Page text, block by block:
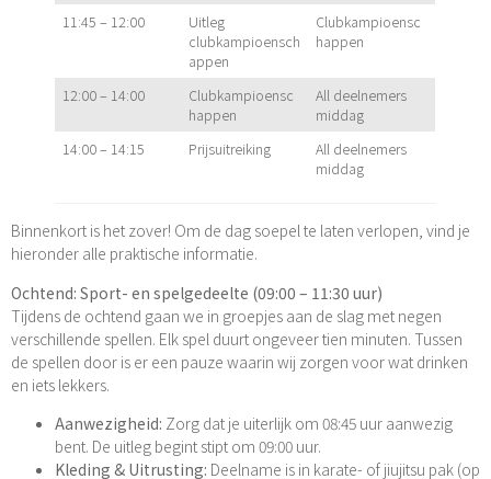
11:45 – 12:00
Uitleg
clubkampioensch
appen
Clubkampioensc
happen
12:00 – 14:00
Clubkampioensc
happen
All deelnemers
middag
14:00 – 14:15
Prijsuitreiking
All deelnemers
middag
Binnenkort is het zover! Om de dag soepel te laten verlopen, vind je
hieronder alle praktische informatie.
Ochtend: Sport- en spelgedeelte (09:00 – 11:30 uur)
Tijdens de ochtend gaan we in groepjes aan de slag met negen
verschillende spellen. Elk spel duurt ongeveer tien minuten. Tussen
de spellen door is er een pauze waarin wij zorgen voor wat drinken
en iets lekkers.
Aanwezigheid: Zorg dat je uiterlijk om 08:45 uur aanwezig
bent. De uitleg begint stipt om 09:00 uur.
Kleding & Uitrusting: Deelname is in karate- of jiujitsu pak (op